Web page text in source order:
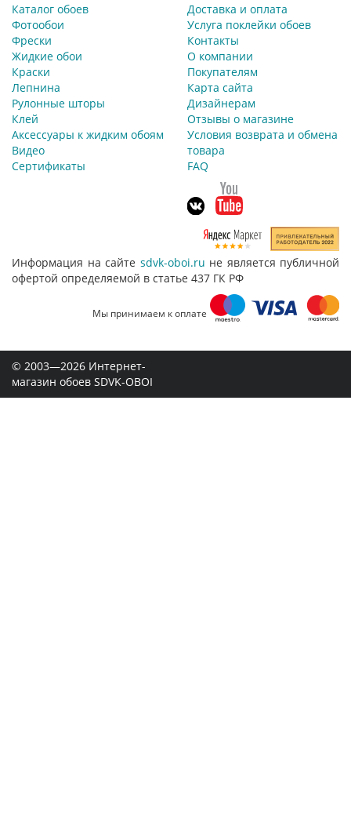
Каталог обоев
Фотообои
Фрески
Жидкие обои
Краски
Лепнина
Рулонные шторы
Клей
Аксессуары к жидким обоям
Видео
Сертификаты
Доставка и оплата
Услуга поклейки обоев
Контакты
О компании
Покупателям
Карта сайта
Дизайнерам
Отзывы о магазине
Условия возврата и обмена
товара
FAQ
Информация на сайте sdvk-oboi.ru не является публичной
офертой определяемой в статье 437 ГК РФ
Мы принимаем к оплате
© 2003—2026 Интернет-
магазин обоев SDVK-OBOI